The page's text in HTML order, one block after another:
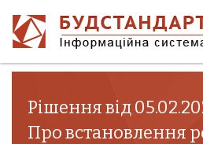
Рішення від
Про встановлення